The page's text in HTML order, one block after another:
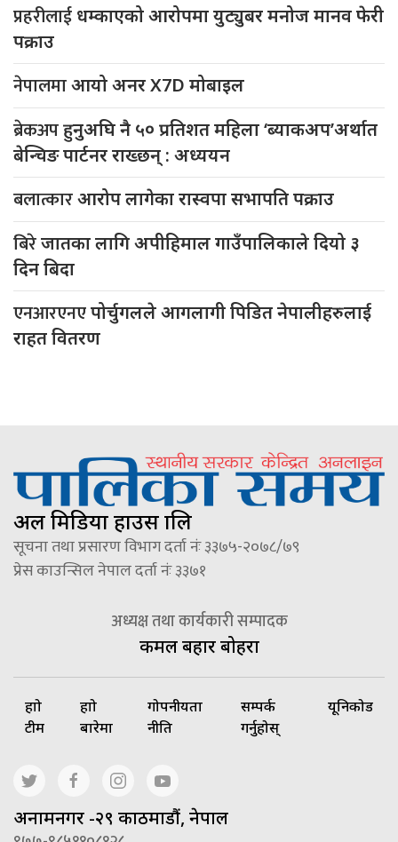
प्रहरीलाई धम्काएको आरोपमा युट्युबर मनोज मानव फेरी
पक्राउ
नेपालमाआयो अनर X7D मोबाइल
ब्रेकअपहुनुअघि नै ५० प्रतिशत महिला ‘ब्याकअप’अर्थात
बेन्चिङ पार्टनर राख्छन् : अध्ययन
बलात्कारआरोप लागेका रास्वपा सभापति पक्राउ
बिरेजातका लागि अपीहिमाल गाउँपालिकाले दियो ३
दिन बिदा
एनआरएनएपोर्चुगलले आगलागी पिडित नेपालीहरुलाई
राहत वितरण
अल मिडिया हाउस प्रालि
सूचना तथा प्रसारण विभाग दर्ता नंः ३३७५-२०७८/७९
प्रेस काउन्सिल नेपाल दर्ता नंः ३३७१
अध्यक्ष तथा कार्यकारी सम्पादक
कमल बहादुर बोहरा
हाम्रो
टीम
हाम्रो
बारेमा
गोपनीयता
नीति
सम्पर्क
गर्नुहोस्
यूनिकोड
अनामनगर -२९ काठमाडौं, नेपाल